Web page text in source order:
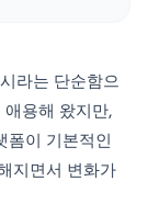
라는 단순함으
용해 왔지만,
폼이 기본적인
지면서 변화가